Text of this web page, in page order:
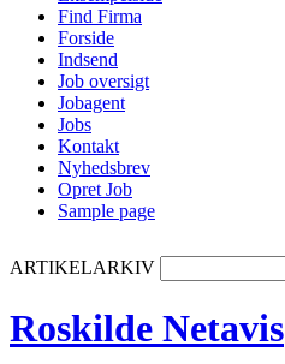
Find Firma
Forside
Indsend
Job oversigt
Jobagent
Jobs
Kontakt
Nyhedsbrev
Opret Job
Sample page
ARTIKELARKIV
Roskilde Netavis